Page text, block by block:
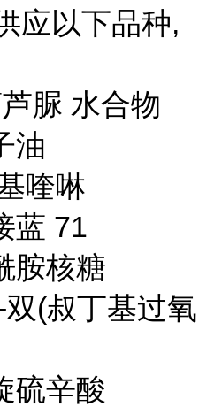
应以下品种,
脲 水合物
油
喹啉
蓝 71
胺核糖
(叔丁基过氧
硫辛酸